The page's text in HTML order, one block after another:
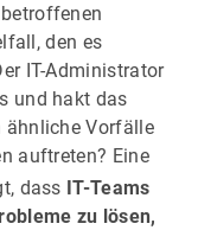
den es
IT-Administrator
und hakt das
ähnliche Vorfälle
auftreten? Eine
dass IT-Teams
zu lösen,